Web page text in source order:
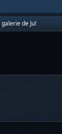
galerie de Ju!